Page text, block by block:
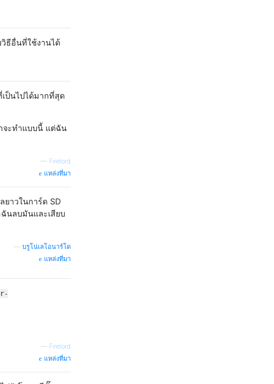
ธีอื่นที่ใช้งานได้
ป็นไปได้มากที่สุด
จะทำแบบนี้ แต่ฉัน
— Firelord
แหล่งที่มา
าวในการ์ด SD
นลบมันและเสียบ
บรูโน่เลโอนาร์โด
แหล่งที่มา
— Firelord
แหล่งที่มา